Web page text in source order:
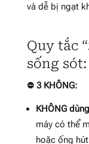
và dễ bị ngạt
Quy tắc
sống sót:
⛔ 3 KHÔNG:
KHÔNG
máy có thể
hoặc ống